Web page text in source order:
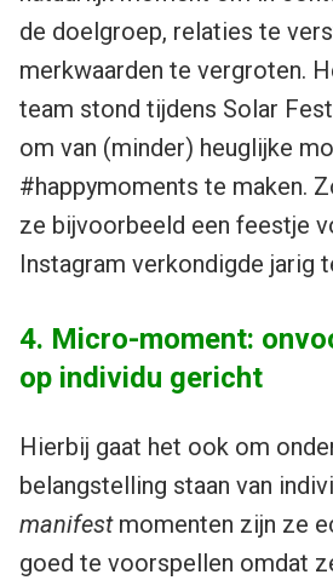
de doelgroep, relaties te
merkwaarden te vergroten.
team stond tijdens Solar
om van (minder) heuglijke
#happymoments te maken.
ze bijvoorbeeld een feestje
Instagram verkondigde jarig
4. Micro-moment:
op individu gericht
Hierbij gaat het ook om
belangstelling staan van
manifestmomenten zijn ze
goed te voorspellen omdat